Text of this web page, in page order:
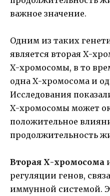
важное значение.
Одним из таких
является вторая Х-
Х-хромосомы, в то
одна Х-хромосома и
Исследования
Х-хромосомы может
положительное
продолжительность
Вторая Х-хромосома
регуляции генов,
иммунной системой.